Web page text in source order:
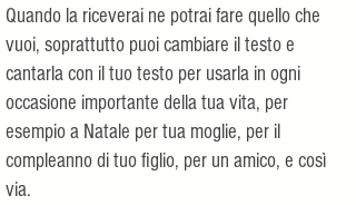
Quando la riceverai ne potrai fare quello che
vuoi, soprattutto puoi cambiare il testo e
cantarla con il tuo testo per usarla in ogni
occasione importante della tua vita, per
esempio a Natale per tua moglie, per il
compleanno di tuo figlio, per un amico, e così
via.